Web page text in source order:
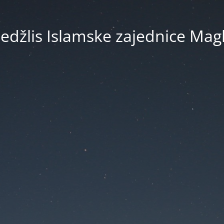
Islamske zajednice